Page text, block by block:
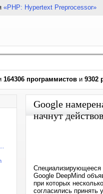
«PHP: Hypertext Preprocessor»
164306 программистов и 9302
Google
начнут
Специализирующееся
Google DeepMind
при которых
согласились принять